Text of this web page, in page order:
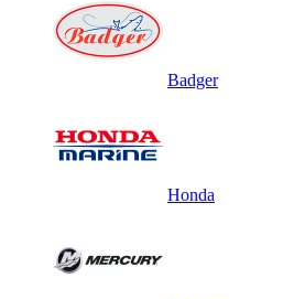
Badger
Honda